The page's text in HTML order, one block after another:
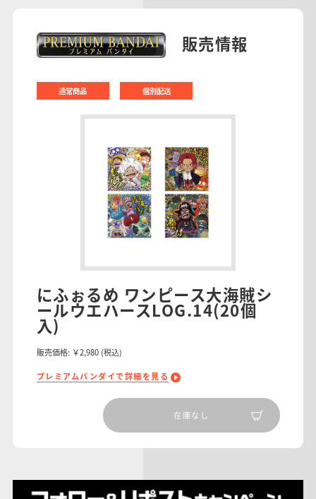
販売情報
通常商品 個別配送
にふぉるめ ワンピース大海賊シ
ールウエハースLOG.14(20個
入)
販売価格: ￥2,980 (税込)
プレミアムバンダイで詳細を見る
在庫なし